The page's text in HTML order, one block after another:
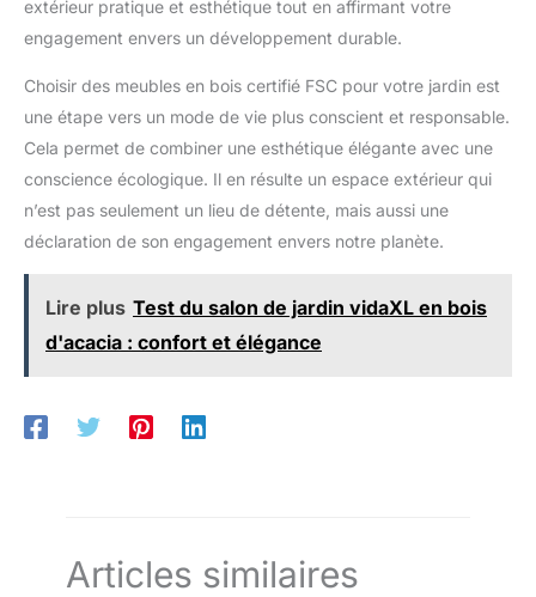
extérieur pratique et esthétique tout en affirmant votre
engagement envers un développement durable.
Choisir des meubles en bois certifié FSC pour votre jardin est
une étape vers un mode de vie plus conscient et responsable.
Cela permet de combiner une esthétique élégante avec une
conscience écologique. Il en résulte un espace extérieur qui
n’est pas seulement un lieu de détente, mais aussi une
déclaration de son engagement envers notre planète.
Lire plus Test du salon de jardin vidaXL en bois
d'acacia : confort et élégance
Articles similaires